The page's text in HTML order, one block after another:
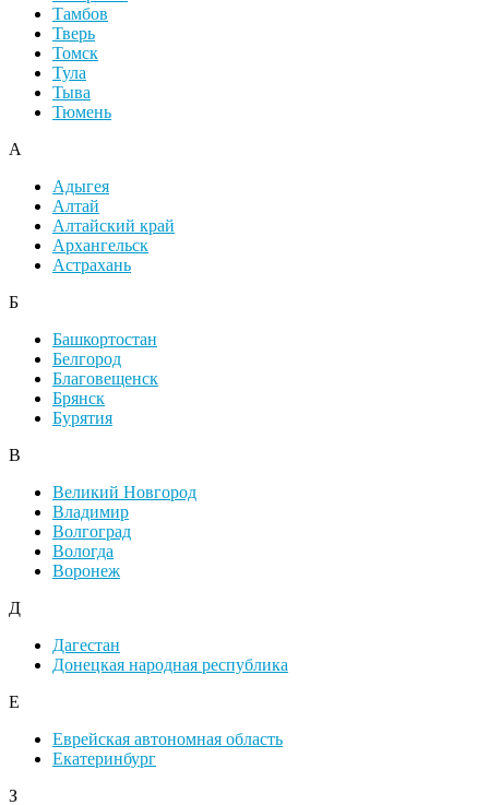
Тамбов
Тверь
Томск
Тула
Тыва
Тюмень
А
Адыгея
Алтай
Алтайский край
Архангельск
Астрахань
Б
Башкортостан
Белгород
Благовещенск
Брянск
Бурятия
В
Великий Новгород
Владимир
Волгоград
Вологда
Воронеж
Д
Дагестан
Донецкая народная республика
Е
Еврейская автономная область
Екатеринбург
З